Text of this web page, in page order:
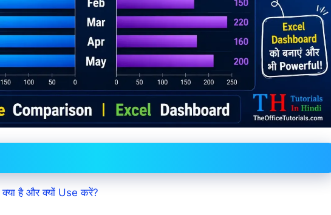
है और क्यों Use करें?